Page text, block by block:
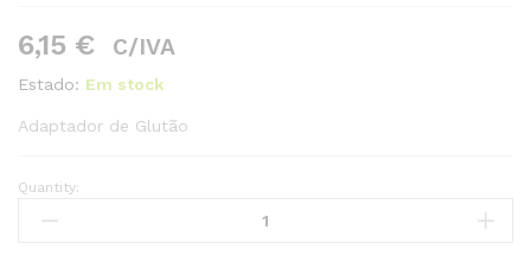
6,15 € C/IVA
Estado: Em stock
Adaptador de Glutão
Adaptador
Quantity: